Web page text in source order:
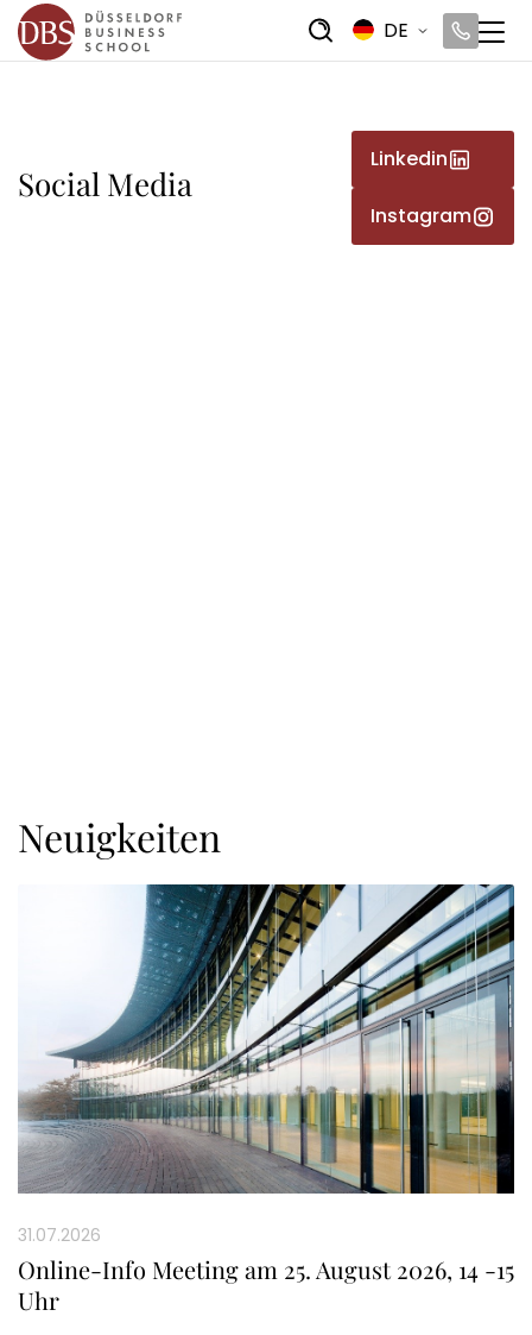
DE
Social Media
Linkedin
Instagram
Neuigkeiten
31.07.2026
Online-Info Meeting am 25. August 2026, 14 -15
Uhr